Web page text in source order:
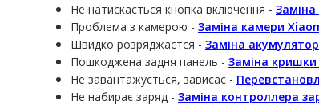
Не натискається кнопка включення -
Проблема з камерою - Заміна камери
Швидко розряджаєтся - Заміна
Пошкоджена задня панель - Заміна
Не завантажується, зависає -
Не набирає заряд - Заміна контроллера